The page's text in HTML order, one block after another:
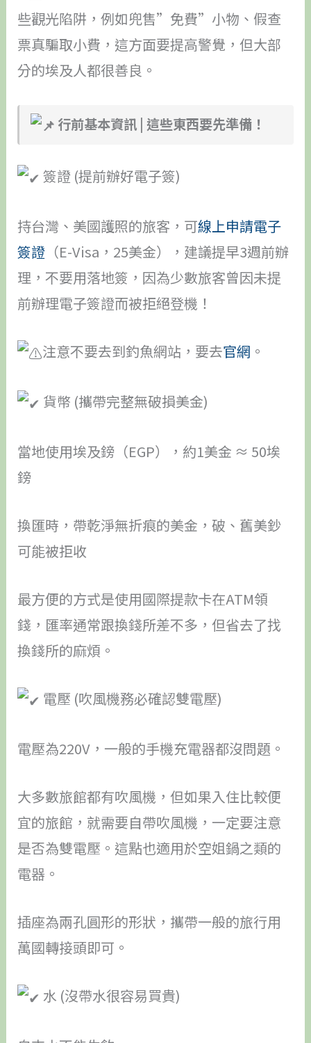
些觀光陷阱，例如兜售”免費”小物、假查
票真騙取小費，這方面要提高警覺，但大部
分的埃及人都很善良。
行前基本資訊 | 這些東西要先準備！
簽證 (提前辦好電子簽)
持台灣、美國護照的旅客，可線上申請電子
簽證（E-Visa，25美金），建議提早3週前辦
理，不要用落地簽，因為少數旅客曾因未提
前辦理電子簽證而被拒絕登機！
注意不要去到釣魚網站，要去官網 。
貨幣 (攜帶完整無破損美金)
當地使用埃及鎊（EGP），約1美金 ≈ 50埃
鎊
換匯時，帶乾淨無折痕的美金，破、舊美鈔
可能被拒收
最方便的方式是使用國際提款卡在ATM領
錢，匯率通常跟換錢所差不多，但省去了找
換錢所的麻煩。
電壓 (吹風機務必確認雙電壓)
電壓為220V，一般的手機充電器都沒問題。
大多數旅館都有吹風機，但如果入住比較便
宜的旅館，就需要自帶吹風機，一定要注意
是否為雙電壓。這點也適用於空姐鍋之類的
電器。
插座為兩孔圓形的形狀，攜帶一般的旅行用
萬國轉接頭即可。
水 (沒帶水很容易買貴)